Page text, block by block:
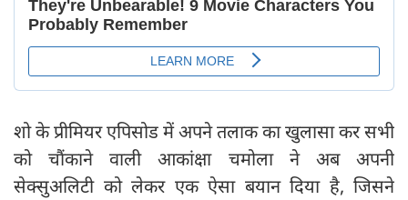
शो के प्रीमियर एपिसोड में अपने तलाक का खुलासा कर सभी
को चौंकाने वाली आकांक्षा चमोला ने अब अपनी
सेक्सुअलिटी को लेकर एक ऐसा बयान दिया है, जिसने